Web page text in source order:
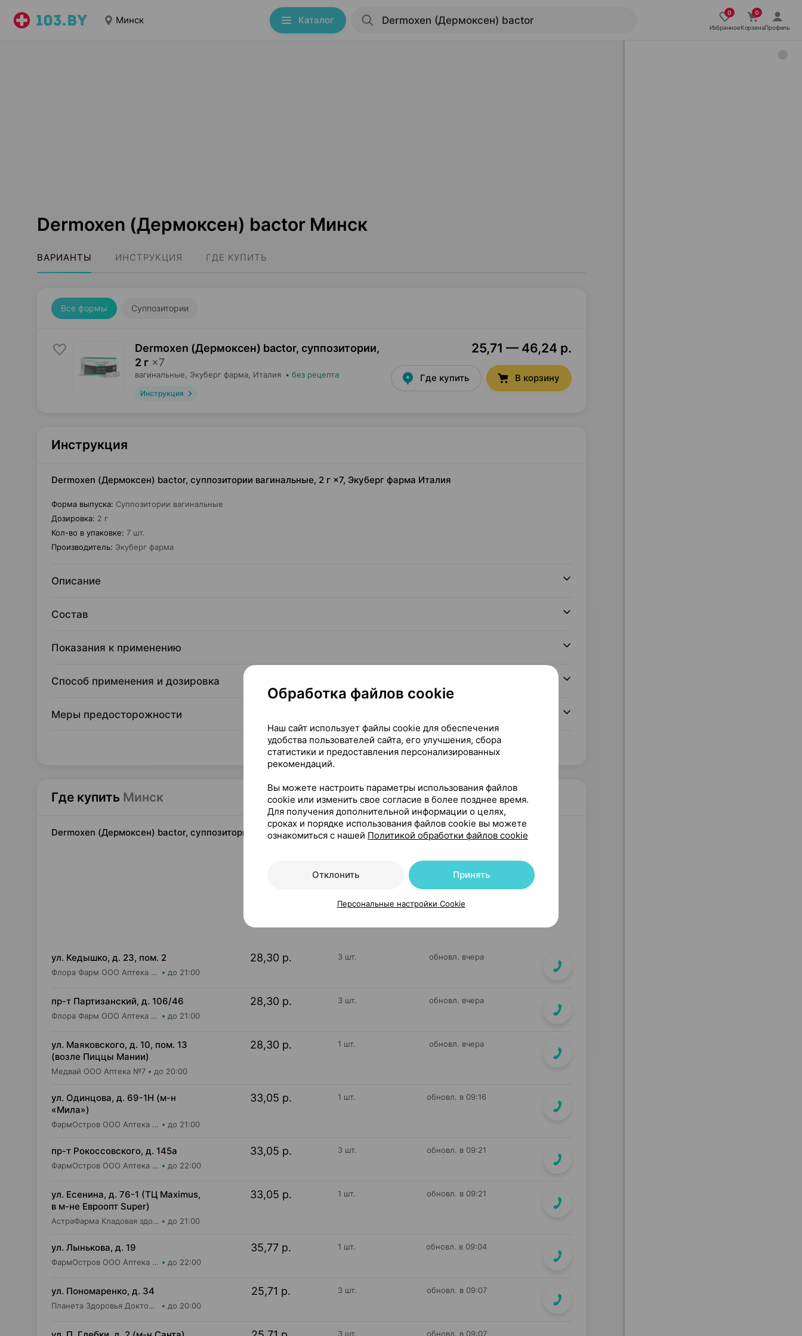
Минск Каталог
ИзбранноеКорзинаПрофиль
Dermoxen (Дермоксен) bactor Минск
ВАРИАНТЫ ИНСТРУКЦИЯ ГДЕ КУПИТЬ
Все формы Суппозитории
Dermoxen (Дермоксен) bactor, суппозитории,
2 г ×7
вагинальные, Экуберг фарма , Италия • без рецепта
Инструкция
25,71 — 46,24 р.
Где купить В корзину
Инструкция
Dermoxen (Дермоксен) bactor, суппозитории вагинальные, 2 г ×7, Экуберг фарма Италия
Форма выпуска: Суппозитории вагинальные
Дозировка: 2 г
Кол-во в упаковке: 7 шт.
Производитель: Экуберг фарма
Описание
Состав
Показания к применению
Способ применения и дозировка
Меры предосторожности
Читать полностью
Где купить Минск
Dermoxen (Дермоксен) bactor, суппозитории вагинальные, 2 г ×7, Экуберг фарма Италия
ул. Кедышко, д. 23, пом. 2
Флора Фарм ООО Аптека №21 до 21:00
28,30 р. 3 шт. обновл. вчера
пр-т Партизанский, д. 106/46
Флора Фарм ООО Аптека №20 до 21:00
28,30 р. 3 шт. обновл. вчера
ул. Маяковского, д. 10, пом. 13
(возле Пиццы Мании)
Медвай ООО Аптека №7 до 20:00
28,30 р. 1 шт. обновл. вчера
ул. Одинцова, д. 69-1Н (м-н
«Мила»)
ФармОстров ООО Аптека №16 на Одинцова до 21:00
33,05 р. 1 шт. обновл. в 09:16
пр-т Рокоссовского, д. 145а
ФармОстров ООО Аптека №9 на Рокоссовского до 22:00
33,05 р. 3 шт. обновл. в 09:21
ул. Есенина, д. 76-1 (ТЦ Maximus,
в м-не Евроопт Super)
АстраФарма Кладовая здоровья ООО Аптека №9 до 21:00
33,05 р. 1 шт. обновл. в 09:21
ул. Лынькова, д. 19
ФармОстров ООО Аптека №7 на Лынькова до 22:00
35,77 р. 1 шт. обновл. в 09:04
ул. Пономаренко, д. 34
Планета Здоровья Доктор Время ООО Аптека №53 до 20:00
25,71 р. 3 шт. обновл. в 09:07
3 шт. обновл. в 09:07
Обработка файлов cookie
Наш сайт использует файлы cookie для обеспечения
удобства пользователей сайта, его улучшения, сбора
статистики и предоставления персонализированных
рекомендаций.
Вы можете настроить параметры использования файлов
cookie или изменить свое согласие в более позднее время.
Для получения дополнительной информации о целях,
сроках и порядке использования файлов cookie вы можете
ознакомиться с нашей Политикой обработки файлов cookie
Отклонить Принять
Персональные настройки Cookie